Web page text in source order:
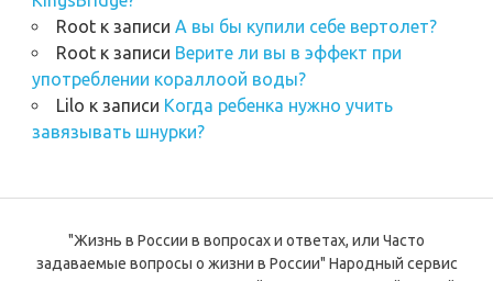
Rootк записи А вы бы купили себе вертолет?
Rootк записи Верите ли вы в эффект при
употреблении кораллоой воды?
Lilo к записи Когда ребенка нужно учить
завязывать шнурки?
"Жизнь в России в вопросах и ответах, или Часто
задаваемые вопросы о жизни в России" Народный сервис